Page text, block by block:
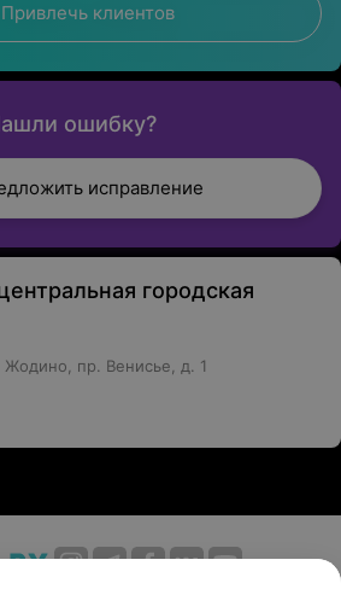
Привлечь клиентов
ошибку?
исправление
городская
пр. Венисье, д. 1